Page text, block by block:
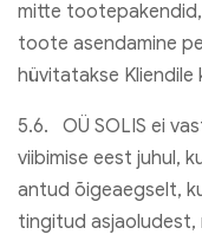
mitte tootepakendid,
toote asendamine
hüvitatakse Kliendile
5.6. OÜ SOLIS ei
viibimise eest juhul,
antud õigeaegselt,
tingitud asjaoludest,